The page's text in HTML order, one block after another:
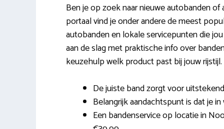
Ben je op zoek naar nieuwe autobanden
portaal vind je onder andere de meest
autobanden en lokale servicepunten die
aan de slag met praktische info over
keuzehulp welk product past bij jouw rijstijl.
De juiste band zorgt voor
Belangrijk aandachtspunt is dat je
Een bandenservice op locatie in